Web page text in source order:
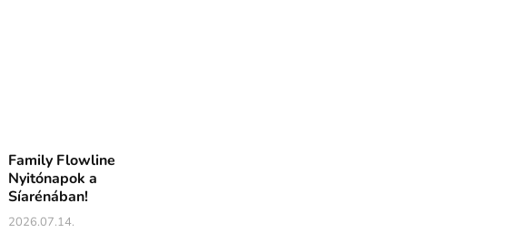
Family Flowline
Nyitónapok a
Síarénában!
2026.07.14.